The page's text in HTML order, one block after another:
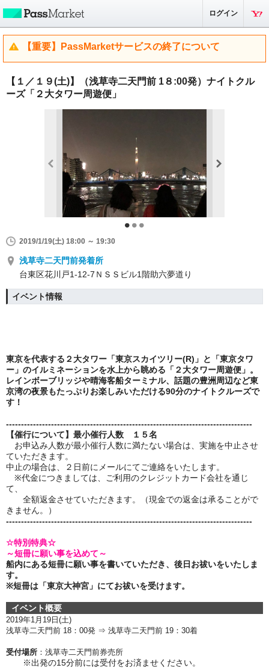
ログイン
【重要】PassMarketサービスの終了について
【１／１９(土)】（浅草寺二天門前 1８:00発）ナイトクル
ーズ「２大タワー周遊便」
2019/1/19(土) 18:00 ～ 19:30
浅草寺二天門前発着所
台東区花川戸1-12-7ＮＳＳビル1階助六夢道り
イベント情報
東京を代表する２大タワー「東京スカイツリー(R)」と「東京タワ
ー」のイルミネーションを水上から眺める「２大タワー周遊便」。
レインボーブリッジや晴海客船ターミナル、話題の豊洲周辺など東
京湾の夜景もたっぷりお楽しみいただける90分のナイトクルーズで
す！
----------------------------------------------------------------------------------
【催行について】最小催行人数 １５名
お申込み人数が最小催行人数に満たない場合は、実施を中止させ
ていただきます。
中止の場合は、２日前にメールにてご連絡をいたします。
※代金につきましては、ご利用のクレジットカード会社を通じ
て、
全額返金させていただきます。（現金での返金は承ることがで
きません。）
----------------------------------------------------------------------------------
☆特別特典☆
～短冊に願い事を込めて～
船内にある短冊に願い事を書いていただき、後日お祓いをいたしま
す。
※短冊は「東京大神宮」にてお祓いを受けます。
イベント概要
2019年1月19 日(土)
浅草寺二天門前 18：00発 ⇒ 浅草寺二天門前 19 ：30着
受付場所 ：浅草寺二天門前券売所
※出発の15分前には受付をお済ませください。